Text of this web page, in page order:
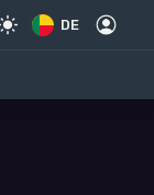
DE